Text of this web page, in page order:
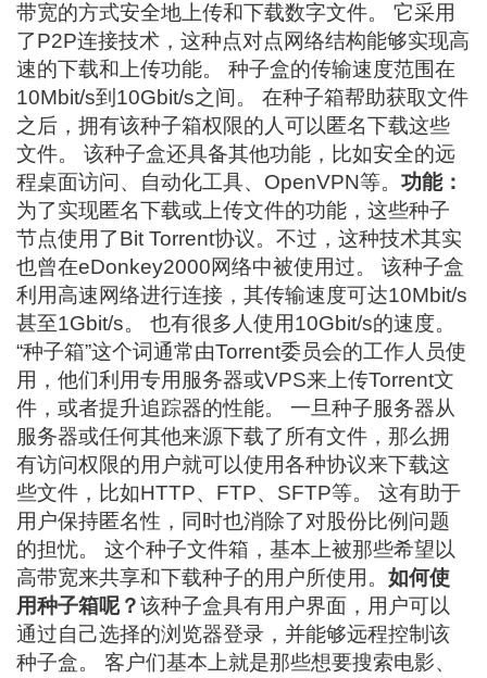
带宽的方式安全地上传和下载数字文件。 它采用
了P2P连接技术，这种点对点网络结构能够实现高
速的下载和上传功能。 种子盒的传输速度范围在
10Mbit/s到10Gbit/s之间。 在种子箱帮助获取文件
之后，拥有该种子箱权限的人可以匿名下载这些
文件。 该种子盒还具备其他功能，比如安全的远
程桌面访问、自动化工具、OpenVPN等。功能：
为了实现匿名下载或上传文件的功能，这些种子
节点使用了Bit Torrent协议。不过，这种技术其实
也曾在eDonkey2000网络中被使用过。 该种子盒
利用高速网络进行连接，其传输速度可达10Mbit/s
甚至1Gbit/s。 也有很多人使用10Gbit/s的速度。
“种子箱”这个词通常由Torrent委员会的工作人员使
用，他们利用专用服务器或VPS来上传Torrent文
件，或者提升追踪器的性能。 一旦种子服务器从
服务器或任何其他来源下载了所有文件，那么拥
有访问权限的用户就可以使用各种协议来下载这
些文件，比如HTTP、FTP、SFTP等。 这有助于
用户保持匿名性，同时也消除了对股份比例问题
的担忧。 这个种子文件箱，基本上被那些希望以
高带宽来共享和下载种子的用户所使用。如何使
用种子箱呢？该种子盒具有用户界面，用户可以
通过自己选择的浏览器登录，并能够远程控制该
种子盒。 客户们基本上就是那些想要搜索电影、